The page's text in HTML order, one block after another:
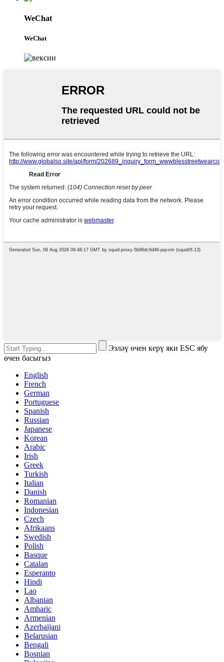
WeChat
WeChat
Эзләү өчен керү яки ESC ябу
өчен басыгыз
English
French
German
Portuguese
Spanish
Russian
Japanese
Korean
Arabic
Irish
Greek
Turkish
Italian
Danish
Romanian
Indonesian
Czech
Afrikaans
Swedish
Polish
Basque
Catalan
Esperanto
Hindi
Lao
Albanian
Amharic
Armenian
Azerbaijani
Belarusian
Bengali
Bosnian